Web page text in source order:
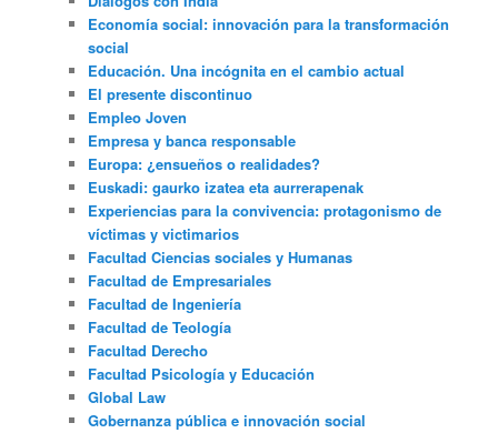
Economía social: innovación para la transformación
social
Educación. Una incógnita en el cambio actual
El presente discontinuo
Empleo Joven
Empresa y banca responsable
Europa: ¿ensueños o realidades?
Euskadi: gaurko izatea eta aurrerapenak
Experiencias para la convivencia: protagonismo de
víctimas y victimarios
Facultad Ciencias sociales y Humanas
Facultad de Empresariales
Facultad de Ingeniería
Facultad de Teología
Facultad Derecho
Facultad Psicología y Educación
Global Law
Gobernanza pública e innovación social